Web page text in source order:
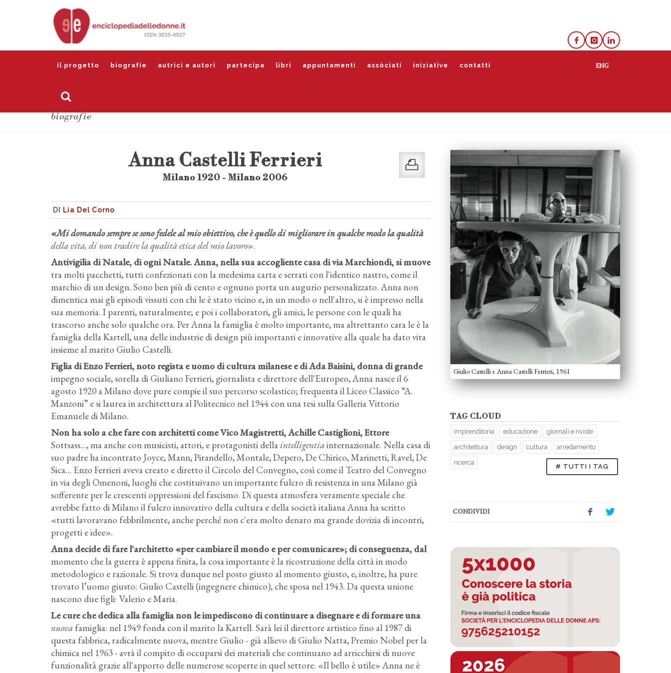
il progetto biografie autrici e autori partecipa libri appuntamenti assòciati iniziative contatti
biografie
Giulio Castelli e Anna Castelli Ferrieri, 1961
TAG CLOUD
imprenditoria educazione giornali e riviste
architettura design cultura arredamento
ricerca
# TUTTI I TAG
CONDIVIDI
Anna Castelli Ferrieri
Milano 1920 - Milano 2006
DI Lia Del Corno
«Mi domando sempre se sono fedele al mio obiettivo, che è quello di migliorare in qualche modo la qualità
della vita, di non tradire la qualità etica del mio lavoro».
Antivigilia di Natale, di ogni Natale. Anna, nella sua accogliente casa di via Marchiondi, si muove
tra molti pacchetti, tutti confezionati con la medesima carta e serrati con l'identico nastro, come il
marchio di un design. Sono ben più di cento e ognuno porta un augurio personalizzato. Anna non
dimentica mai gli episodi vissuti con chi le è stato vicino e, in un modo o nell'altro, si è impresso nella
sua memoria. I parenti, naturalmente; e poi i collaboratori, gli amici, le persone con le quali ha
trascorso anche solo qualche ora. Per Anna la famiglia è molto importante, ma altrettanto cara le è la
famiglia della Kartell, una delle industrie di design più importanti e innovative alla quale ha dato vita
insieme al marito Giulio Castelli.
Figlia di Enzo Ferrieri, noto regista e uomo di cultura milanese e di Ada Baisini, donna di grande
impegno sociale, sorella di Giuliano Ferrieri, giornalista e direttore dell'Europeo, Anna nasce il 6
agosto 1920 a Milano dove pure compie il suo percorso scolastico; frequenta il Liceo Classico “A.
Manzoni” e si laurea in architettura al Politecnico nel 1944 con una tesi sulla Galleria Vittorio
Emanuele di Milano.
Non ha solo a che fare con architetti come Vico Magistretti, Achille Castiglioni, Ettore
Sottsass..., ma anche con musicisti, attori, e protagonisti dellaintelligentiainternazionale. Nella casa di
suo padre ha incontrato Joyce, Mann, Pirandello, Montale, Depero, De Chirico, Marinetti, Ravel, De
Sica... Enzo Ferrieri aveva creato e diretto il Circolo del Convegno, così come il Teatro del Convegno
in via degli Omenoni, luoghi che costituivano un importante fulcro di resistenza in una Milano già
sofferente per le crescenti oppressioni del fascismo. Di questa atmosfera veramente speciale che
avrebbe fatto di Milano il fulcro innovativo della cultura e della società italiana Anna ha scritto
«tutti lavoravano febbrilmente, anche perché non c'era molto denaro ma grande dovizia di incontri,
progetti e idee».
Anna decide di fare l'architetto «per cambiare il mondo e per comunicare»; di conseguenza, dal
momento che la guerra è appena finita, la cosa importante è la ricostruzione della città in modo
metodologico e razionale. Si trova dunque nel posto giusto al momento giusto, e, inoltre, ha pure
trovato l’uomo giusto: Giulio Castelli (ingegnere chimico), che sposa nel 1943. Da questa unione
nascono due figli: Valerio e Maria.
Le cure che dedica alla famiglia non le impediscono di continuare a disegnare e di formare una
nuova famiglia: nel 1949 fonda con il marito la Kartell. Sarà lei il direttore artistico fino al 1987 di
questa fabbrica, radicalmente nuova, mentre Giulio - già allievo di Giulio Natta, Premio Nobel per la
chimica nel 1963 - avrà il compito di occuparsi dei materiali che continuano ad arricchirsi di nuove
funzionalità grazie all'apporto delle numerose scoperte in quel settore. «Il bello è utile» Anna ne è